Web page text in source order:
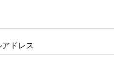
アドレス